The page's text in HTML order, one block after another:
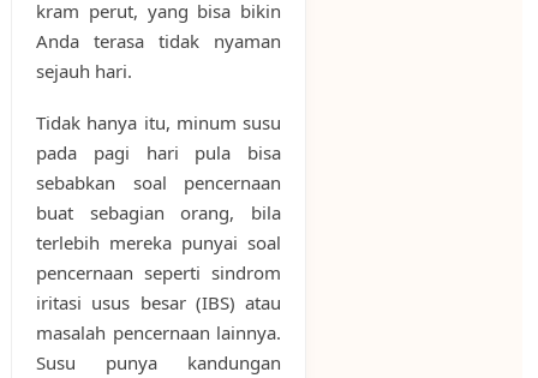
kram perut, yang bisa bikin
Anda terasa tidak nyaman
sejauh hari.
Tidak hanya itu, minum susu
pada pagi hari pula bisa
sebabkan soal pencernaan
buat sebagian orang, bila
terlebih mereka punyai soal
pencernaan seperti sindrom
iritasi usus besar (IBS) atau
masalah pencernaan lainnya.
Susu punya kandungan